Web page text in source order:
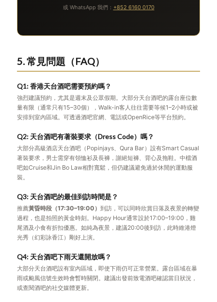
或 WhatsApp 我們： +852 6160 0170
5. 常見問題（FAQ）
Q1: 香港天台酒吧需要預約嗎？
強烈建議預約，尤其是週末及公眾假期。大部分天台酒吧的露台座位數
量有限（通常只有15–30個），Walk-in客人往往需要等候1–2小時或被
安排到室內區域。可透過酒吧官網、電話或OpenRice等平台預約。
Q2: 天台酒吧有著裝要求（Dress Code）嗎？
大部分高級酒店天台酒吧（Popinjays、Qura Bar）設有Smart Casual
著裝要求，男士需穿有領恤衫及長褲，謝絕短褲、背心及拖鞋。中檔酒
吧如Cruise和Jin Bo Law相對寬鬆，但仍建議避免過於休閒的運動服
裝。
Q3: 天台酒吧的最佳到訪時間是？
推薦黃昏時段（17:30–19:00） 到訪，可以同時欣賞日落及夜景的轉變
過程，也是拍照的黃金時刻。Happy Hour通常設於17:00–19:00，雞
尾酒及小食有折扣優惠。如純為夜景，建議20:00後到訪，此時維港燈
光秀（幻彩詠香江）剛好上演。
Q4: 天台酒吧下雨天還開放嗎？
大部分天台酒吧設有室內區域，即使下雨仍可正常營業。露台區域在暴
雨或颱風信號生效時會暫時關閉。建議出發前致電酒吧確認當日狀況，
或查閱酒吧的社交媒體更新。